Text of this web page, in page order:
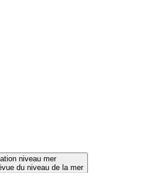
niveau mer
du niveau de la mer